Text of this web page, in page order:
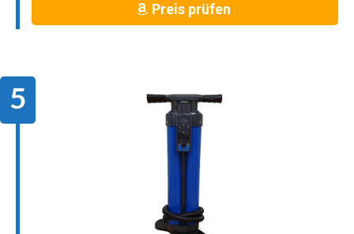
Preis prüfen